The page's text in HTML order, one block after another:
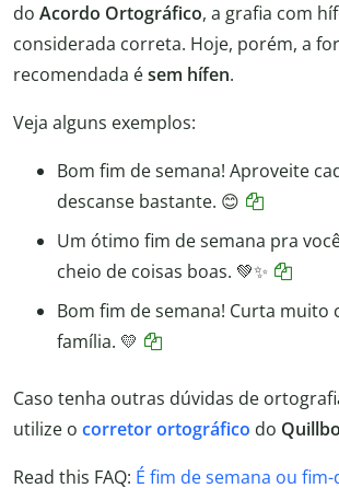
do Acordo Ortográfico, a grafia com
considerada correta. Hoje, porém, a
recomendada ésem hífen.
Veja alguns exemplos:
Bom fim de semana! Aproveite
descanse bastante. 😊
Um ótimo fim de semana pra
cheio de coisas boas. 💚✨
Bom fim de semana! Curta muito
família. 💛
Caso tenha outras dúvidas de
utilize o corretor ortográfico do
Read this FAQ: É fim de semana ou fim-